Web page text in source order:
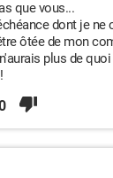
que vous...
dont je ne
ôtée de mon
plus de